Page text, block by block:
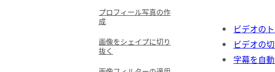
プロフィール写真の作
成
画像をシェイプに切り
抜く
ビデオの
ビデオの
字幕を自